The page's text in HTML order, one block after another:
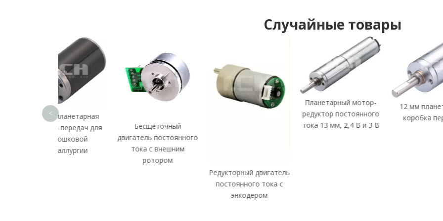
Случайные товары
Бесщеточный
двигатель постоянного
тока с внешним
Редукторный двигатель
постоянного тока с
Планетарный мотор-
редуктор постоянного
тока 13 мм, 2,4 В и 3 В
12 мм планетарная
коробка передач
<